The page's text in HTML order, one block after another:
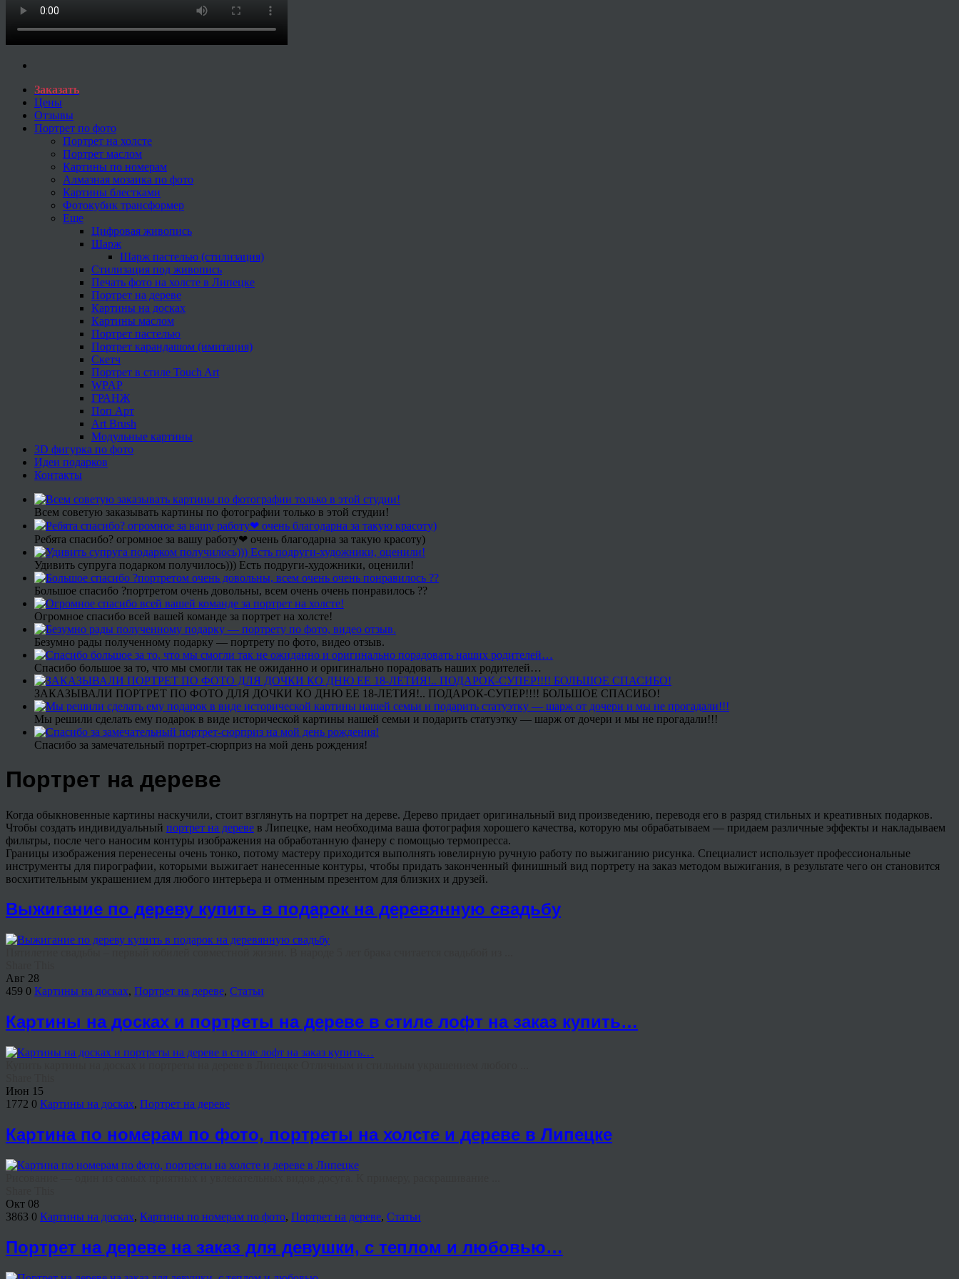
Заказать
Цены
Отзывы
Портрет по фото
Портрет на холсте
Портрет маслом
Картины по номерам
Алмазная мозаика по фото
Картины блестками
Фотокубик трансформер
Еще
Цифровая живопись
Шарж
Шарж пастелью (стилизация)
Стилизация под живопись
Печать фото на холсте в Липецке
Портрет на дереве
Картины на досках
Картины маслом
Портрет пастелью
Портрет карандашом (имитация)
Скетч
Портрет в стиле Touch Art
WPAP
ГРАНЖ
Поп Арт
Art Brush
Модульные картины
3D фигурка по фото
Идеи подарков
Контакты
Всем советую заказывать картины по фотографии только в этой студии!
Ребята спасибо? огромное за вашу работу❤ очень благодарна за такую красоту)
Удивить супруга подарком получилось))) Есть подруги-художники, оценили!
Большое спасибо ?портретом очень довольны, всем очень очень понравилось ??
Огромное спасибо всей вашей команде за портрет на холсте!
Безумно рады полученному подарку — портрету по фото, видео отзыв.
Спасибо большое за то, что мы смогли так не ожиданно и оригинально порадовать наших родителей…
ЗАКАЗЫВАЛИ ПОРТРЕТ ПО ФОТО ДЛЯ ДОЧКИ КО ДНЮ ЕЕ 18-ЛЕТИЯ!.. ПОДАРОК-СУПЕР!!!! БОЛЬШОЕ СПАСИБО!
Мы решили сделать ему подарок в виде исторической картины нашей семьи и подарить статуэтку — шарж от дочери и мы не прогадали!!!
Спасибо за замечательный портрет-сюрприз на мой день рождения!
Портрет на дереве
Когда обыкновенные картины наскучили, стоит взглянуть на портрет на дереве. Дерево придает оригинальный вид произведению, переводя его в разряд стильных и креативных подарков.
Чтобы создать индивидуальный портрет на дереве в Липецке, нам необходима ваша фотография хорошего качества, которую мы обрабатываем — придаем различные эффекты и накладываем
фильтры, после чего наносим контуры изображения на обработанную фанеру с помощью термопресса.
Границы изображения перенесены очень тонко, потому мастеру приходится выполнять ювелирную ручную работу по выжиганию рисунка. Специалист использует профессиональные
инструменты для пирографии, которыми выжигает нанесенные контуры, чтобы придать законченный финишный вид портрету на заказ методом выжигания, в результате чего он становится
восхитительным украшением для любого интерьера и отменным презентом для близких и друзей.
Выжигание по дереву купить в подарок на деревянную свадьбу
Авг 28
459 0 Картины на досках, Портрет на дереве, Статьи
Картины на досках и портреты на дереве в стиле лофт на заказ купить…
Июн 15
1772 0 Картины на досках, Портрет на дереве
Картина по номерам по фото, портреты на холсте и дереве в Липецке
Окт 08
3863 0 Картины на досках, Картины по номерам по фото, Портрет на дереве, Статьи
Портрет на дереве на заказ для девушки, с теплом и любовью…